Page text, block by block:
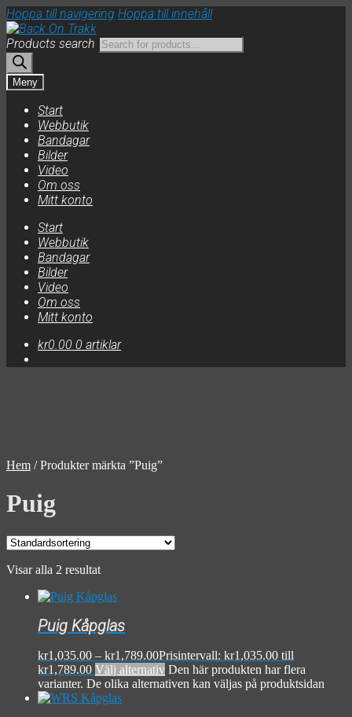
Hoppa till navigering Hoppa till innehåll
Products search
Meny
Start
Webbutik
Bandagar
Bilder
Video
Om oss
Mitt konto
Start
Webbutik
Bandagar
Bilder
Video
Om oss
Mitt konto
kr0.00 0 artiklar
Hem /Produkter märkta ”Puig”
Puig
Visar alla 2 resultat
Puig Kåpglas
kr1,035.00 – kr1,789.00Prisintervall: kr1,035.00 till
kr1,789.00 Välj alternativ Den här produkten har flera
varianter. De olika alternativen kan väljas på produktsidan